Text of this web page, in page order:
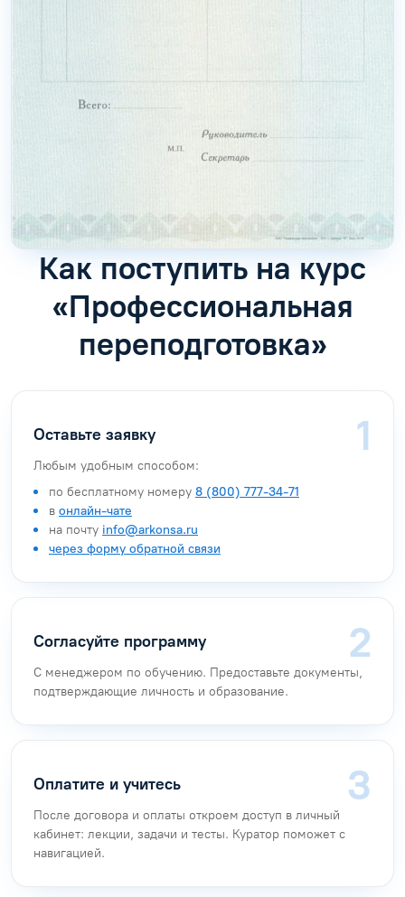
Как поступить на курс
«Профессиональная
переподготовка»
Оставьте заявку
Любым удобным способом:
по бесплатному номеру 8 (800) 777-34-71
в онлайн-чате
на почту info@arkonsa.ru
через форму обратной связи
Согласуйте программу
С менеджером по обучению. Предоставьте документы,
подтверждающие личность и образование.
Оплатите и учитесь
После договора и оплаты откроем доступ в личный
кабинет: лекции, задачи и тесты. Куратор поможет с
навигацией.